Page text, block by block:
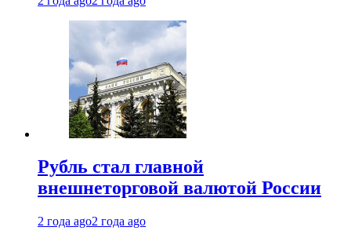
Рубль стал главной
внешнеторговой валютой России
2 года ago2 года ago